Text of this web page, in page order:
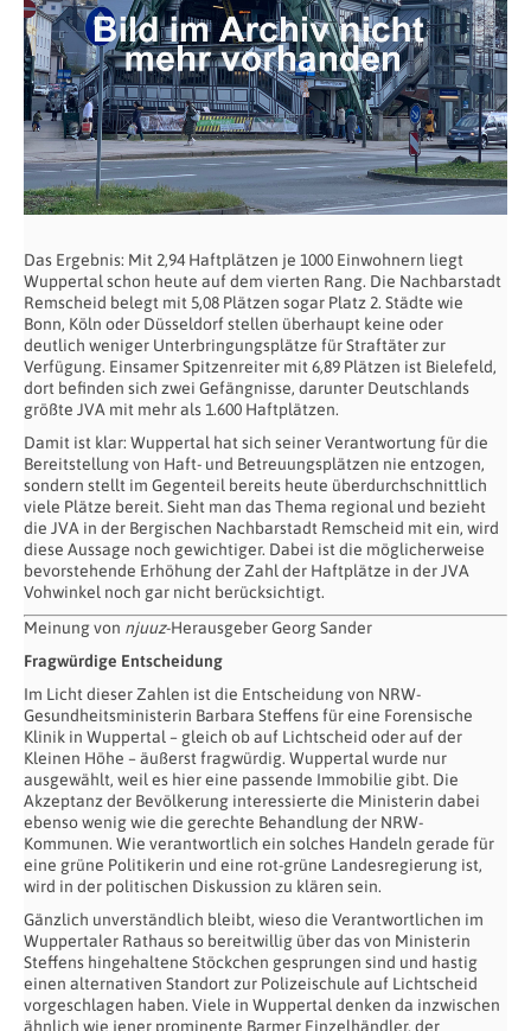
Das Ergebnis: Mit 2,94 Haftplätzen je 1000 Einwohnern liegt
Wuppertal schon heute auf dem vierten Rang. Die Nachbarstadt
Remscheid belegt mit 5,08 Plätzen sogar Platz 2. Städte wie
Bonn, Köln oder Düsseldorf stellen überhaupt keine oder
deutlich weniger Unterbringungsplätze für Straftäter zur
Verfügung. Einsamer Spitzenreiter mit 6,89 Plätzen ist Bielefeld,
dort befinden sich zwei Gefängnisse, darunter Deutschlands
größte JVA mit mehr als 1.600 Haftplätzen.
Damit ist klar: Wuppertal hat sich seiner Verantwortung für die
Bereitstellung von Haft- und Betreuungsplätzen nie entzogen,
sondern stellt im Gegenteil bereits heute überdurchschnittlich
viele Plätze bereit. Sieht man das Thema regional und bezieht
die JVA in der Bergischen Nachbarstadt Remscheid mit ein, wird
diese Aussage noch gewichtiger. Dabei ist die möglicherweise
bevorstehende Erhöhung der Zahl der Haftplätze in der JVA
Vohwinkel noch gar nicht berücksichtigt.
Meinung von njuuz-Herausgeber Georg Sander
Fragwürdige Entscheidung
Im Licht dieser Zahlen ist die Entscheidung von NRW-
Gesundheitsministerin Barbara Steffens für eine Forensische
Klinik in Wuppertal – gleich ob auf Lichtscheid oder auf der
Kleinen Höhe – äußerst fragwürdig. Wuppertal wurde nur
ausgewählt, weil es hier eine passende Immobilie gibt. Die
Akzeptanz der Bevölkerung interessierte die Ministerin dabei
ebenso wenig wie die gerechte Behandlung der NRW-
Kommunen. Wie verantwortlich ein solches Handeln gerade für
eine grüne Politikerin und eine rot-grüne Landesregierung ist,
wird in der politischen Diskussion zu klären sein.
Gänzlich unverständlich bleibt, wieso die Verantwortlichen im
Wuppertaler Rathaus so bereitwillig über das von Ministerin
Steffens hingehaltene Stöckchen gesprungen sind und hastig
einen alternativen Standort zur Polizeischule auf Lichtscheid
vorgeschlagen haben. Viele in Wuppertal denken da inzwischen
ähnlich wie jener prominente Barmer Einzelhändler, der